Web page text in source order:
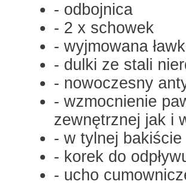
- odbojnica
- 2 x schowek
- wyjmowana
- dulki ze stali
- nowoczesny
- wzmocnienie
zewnętrznej jak i
- w tylnej
- korek do
- ucho